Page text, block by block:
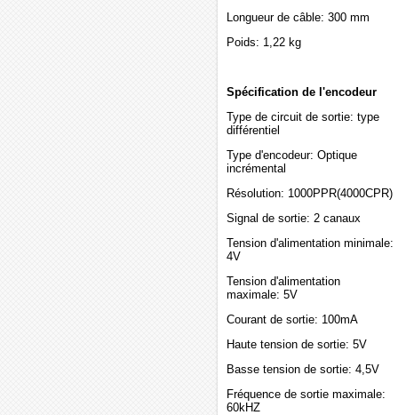
Longueur de câble: 300 mm
Poids: 1,22 kg
Spécification de l'encodeur
Type de circuit de sortie: type
différentiel
Type d'encodeur: Optique
incrémental
Résolution: 1000PPR(4000CPR)
Signal de sortie: 2 canaux
Tension d'alimentation minimale:
4V
Tension d'alimentation
maximale: 5V
Courant de sortie: 100mA
Haute tension de sortie: 5V
Basse tension de sortie: 4,5V
Fréquence de sortie maximale:
60kHZ